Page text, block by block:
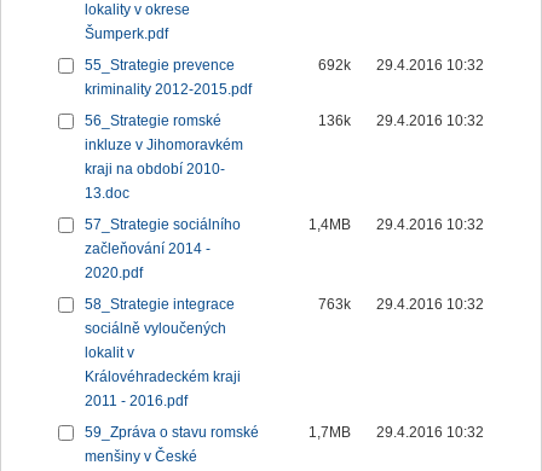
lokality v okrese
Šumperk.pdf
55_Strategie prevence
kriminality 2012-2015.pdf
692k 29.4.2016 10:32
56_Strategie romské
inkluze v Jihomoravkém
kraji na období 2010-
13.doc
136k 29.4.2016 10:32
57_Strategie sociálního
začleňování 2014 -
2020.pdf
1,4MB 29.4.2016 10:32
58_Strategie integrace
sociálně vyloučených
lokalit v
Královéhradeckém kraji
2011 - 2016.pdf
763k 29.4.2016 10:32
59_Zpráva o stavu romské
menšiny v České
1,7MB 29.4.2016 10:32